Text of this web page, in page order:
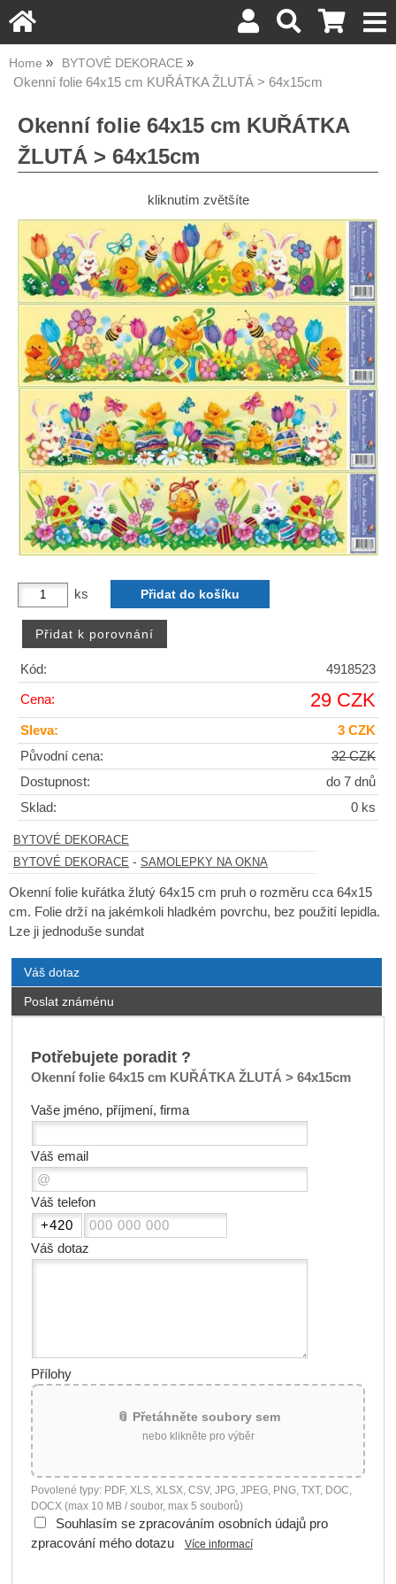
Home BYTOVÉ DEKORACE
Okenní folie 64x15 cm KUŘÁTKA ŽLUTÁ > 64x15cm
Okenní folie 64x15 cm KUŘÁTKA
ŽLUTÁ > 64x15cm
kliknutím zvětšíte
ks
Kód: 4918523
Cena: 29 CZK
Sleva:
3 CZK
Původní cena:
32 CZK
Dostupnost:
do 7 dnů
Sklad:
0 ks
BYTOVÉ DEKORACE
BYTOVÉ DEKORACE - SAMOLEPKY NA OKNA
Okenní folie kuřátka žlutý 64x15 cm pruh o rozměru cca 64x15
cm. Folie drží na jakémkoli hladkém povrchu, bez použití lepidla.
Lze ji jednoduše sundat
Váš dotaz
Poslat známénu
Potřebujete poradit ?
Okenní folie 64x15 cm KUŘÁTKA ŽLUTÁ > 64x15cm
Vaše jméno, příjmení, firma
Váš email
Váš telefon
Váš dotaz
Přílohy
📎 Přetáhněte soubory sem
nebo klikněte pro výběr
Povolené typy: PDF, XLS, XLSX, CSV, JPG, JPEG, PNG, TXT, DOC,
DOCX (max 10 MB / soubor, max 5 souborů)
Souhlasím se zpracováním osobních údajů pro
zpracování mého dotazu
Více informací